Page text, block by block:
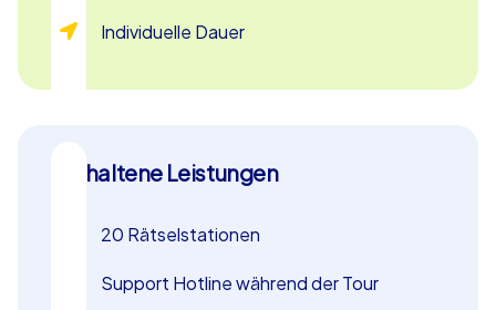
gemeinsam Herausforderungen zu meistern. Machen
einem besonderen Erlebnis, das noch lange in Erinnerung
und macht dieses Teamevent in Lünen zu einem
Highlight für jedes Unternehmen.
Individuelle Dauer
Enthaltene Leistungen
20 Rätselstationen
Support Hotline während der Tour